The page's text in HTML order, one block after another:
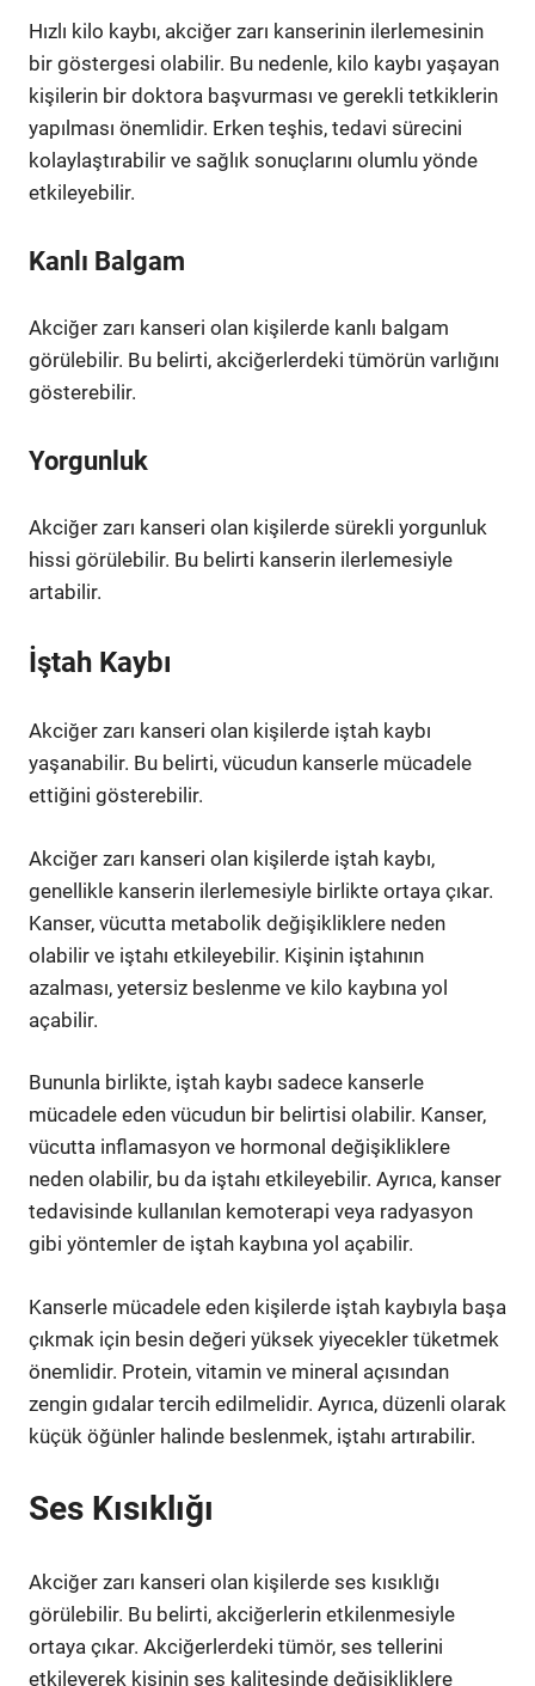
Hızlı kilo kaybı, akciğer zarı kanserinin ilerlemesinin
bir göstergesi olabilir. Bu nedenle, kilo kaybı yaşayan
kişilerin bir doktora başvurması ve gerekli tetkiklerin
yapılması önemlidir. Erken teşhis, tedavi sürecini
kolaylaştırabilir ve sağlık sonuçlarını olumlu yönde
etkileyebilir.
Kanlı Balgam
Akciğer zarı kanseri olan kişilerde kanlı balgam
görülebilir. Bu belirti, akciğerlerdeki tümörün varlığını
gösterebilir.
Yorgunluk
Akciğer zarı kanseri olan kişilerde sürekli yorgunluk
hissi görülebilir. Bu belirti kanserin ilerlemesiyle
artabilir.
İştah Kaybı
Akciğer zarı kanseri olan kişilerde iştah kaybı
yaşanabilir. Bu belirti, vücudun kanserle mücadele
ettiğini gösterebilir.
Akciğer zarı kanseri olan kişilerde iştah kaybı,
genellikle kanserin ilerlemesiyle birlikte ortaya çıkar.
Kanser, vücutta metabolik değişikliklere neden
olabilir ve iştahı etkileyebilir. Kişinin iştahının
azalması, yetersiz beslenme ve kilo kaybına yol
açabilir.
Bununla birlikte, iştah kaybı sadece kanserle
mücadele eden vücudun bir belirtisi olabilir. Kanser,
vücutta inflamasyon ve hormonal değişikliklere
neden olabilir, bu da iştahı etkileyebilir. Ayrıca, kanser
tedavisinde kullanılan kemoterapi veya radyasyon
gibi yöntemler de iştah kaybına yol açabilir.
Kanserle mücadele eden kişilerde iştah kaybıyla başa
çıkmak için besin değeri yüksek yiyecekler tüketmek
önemlidir. Protein, vitamin ve mineral açısından
zengin gıdalar tercih edilmelidir. Ayrıca, düzenli olarak
küçük öğünler halinde beslenmek, iştahı artırabilir.
Ses Kısıklığı
Akciğer zarı kanseri olan kişilerde ses kısıklığı
görülebilir. Bu belirti, akciğerlerin etkilenmesiyle
ortaya çıkar. Akciğerlerdeki tümör, ses tellerini
etkileyerek kişinin ses kalitesinde değişikliklere